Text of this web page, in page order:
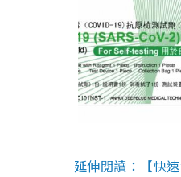
延伸閱讀：【快